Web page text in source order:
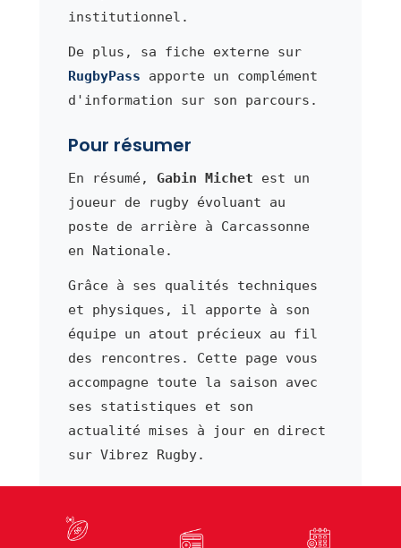
institutionnel.
De plus, sa fiche externe sur
RugbyPass apporte un complément
d'information sur son parcours.
Pour résumer
En résumé, Gabin Michet est un
joueur de rugby évoluant au
poste de arrière à Carcassonne
en Nationale.
Grâce à ses qualités techniques
et physiques, il apporte à son
équipe un atout précieux au fil
des rencontres. Cette page vous
accompagne toute la saison avec
ses statistiques et son
actualité mises à jour en direct
sur Vibrez Rugby.
⬅ Joueur précédent Joueur suivant ➜